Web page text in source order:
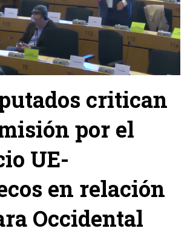
critican
por el
UE-
en relación
Occidental